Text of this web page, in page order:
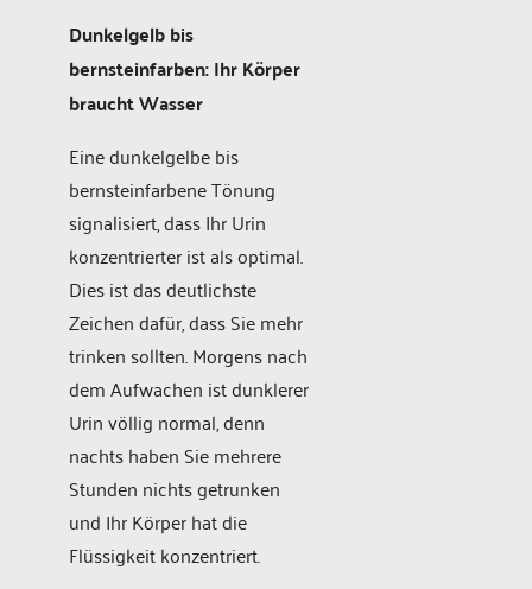
Dunkelgelb bis
bernsteinfarben: Ihr Körper
braucht Wasser
Eine dunkelgelbe bis
bernsteinfarbene Tönung
signalisiert, dass Ihr Urin
konzentrierter ist als optimal.
Dies ist das deutlichste
Zeichen dafür, dass Sie mehr
trinken sollten. Morgens nach
dem Aufwachen ist dunklerer
Urin völlig normal, denn
nachts haben Sie mehrere
Stunden nichts getrunken
und Ihr Körper hat die
Flüssigkeit konzentriert.